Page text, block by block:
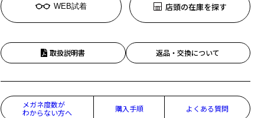
WEB試着 店頭の在庫を探す
取扱説明書 返品・交換について
メガネ度数が
わからない方へ
購入手順 よくある質問